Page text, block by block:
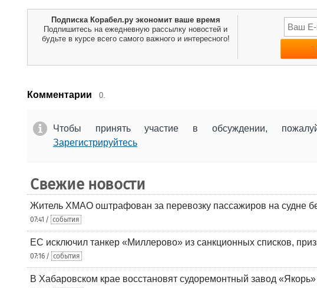
Подписка Корабел.ру экономит ваше время
Подпишитесь на ежедневную рассылку новостей и
будьте в курсе всего самого важного и интересного!
Комментарии 0.
Чтобы принять участие в обсуждении,
Зарегистрируйтесь
Свежие новости
Житель ХМАО оштрафован за перевозку пассажиров на судне
07:41 / события
ЕС исключил танкер «Миллерово» из санкционных списков,
07:16 / события
В Хабаровском крае восстановят судоремонтный завод